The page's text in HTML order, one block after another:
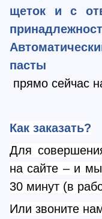
щеток и с
пасты
прямо сейчас
Как заказать?
Для
на сайте – и
30 минут (в
Или звоните